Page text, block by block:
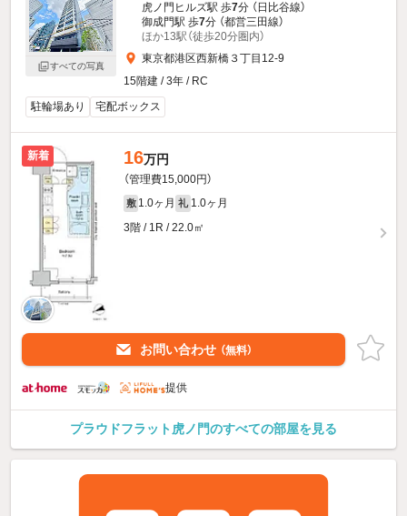
すべての写真
虎ノ門ヒルズ駅 歩7分 （日比谷線）
御成門駅 歩7分 （都営三田線）
ほか13駅（徒歩20分圏内）
東京都港区西新橋３丁目12-9
15階建 / 3年 / RC
駐輪場あり
宅配ボックス
新着 16万円
（管理費15,000円）
敷 1.0ヶ月 礼 1.0ヶ月
3階 / 1R / 22.0㎡
お問い合わせ （無料）
提供
プラウドフラット虎ノ門のすべての部屋を見る